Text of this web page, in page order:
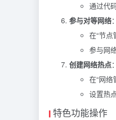
通过代
参与对等网络：
在“节点
参与网
创建网络热点：
在“网络
设置热
特色功能操作